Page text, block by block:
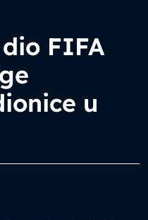
FIFA
u